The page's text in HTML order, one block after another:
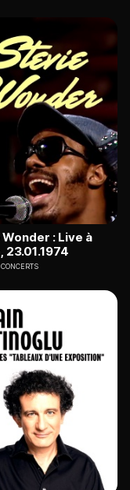
: Live à
23.01.1974
CONCERTS